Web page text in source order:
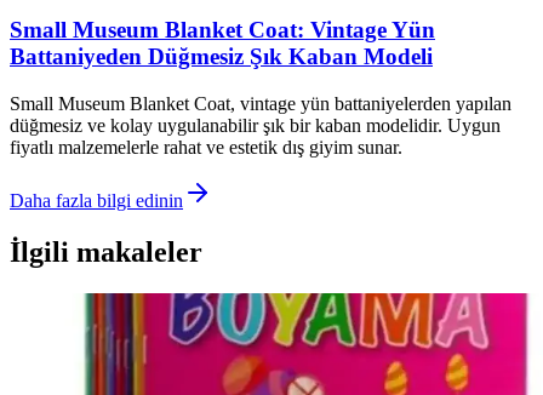
Small Museum Blanket Coat: Vintage Yün
Battaniyeden Düğmesiz Şık Kaban Modeli
Small Museum Blanket Coat, vintage yün battaniyelerden yapılan
düğmesiz ve kolay uygulanabilir şık bir kaban modelidir. Uygun
fiyatlı malzemelerle rahat ve estetik dış giyim sunar.
Daha fazla bilgi edinin
İlgili makaleler